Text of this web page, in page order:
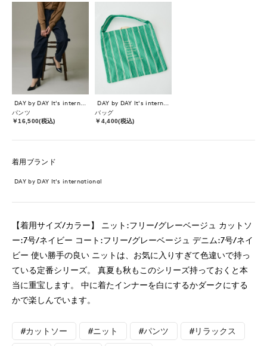
パンツ
￥16,500(税込)
バッグ
￥4,400(税込)
着用ブランド
DAY by DAY It's international
【着用サイズ/カラー】 ニット:フリー/グレーベージュ カットソ
ー:7号/ネイビー コート:フリー/グレーベージュ デニム:7号/ネイ
ビー 使い勝手の良い ニットは、お気に入りすぎて色違いで持っ
ている定番シリーズ。 真夏も秋もこのシリーズ持っておくと本
当に重宝します。 中に着たインナーを白にするかダークにする
かで楽しんでいます。
#カットソー #ニット #パンツ #リラックス